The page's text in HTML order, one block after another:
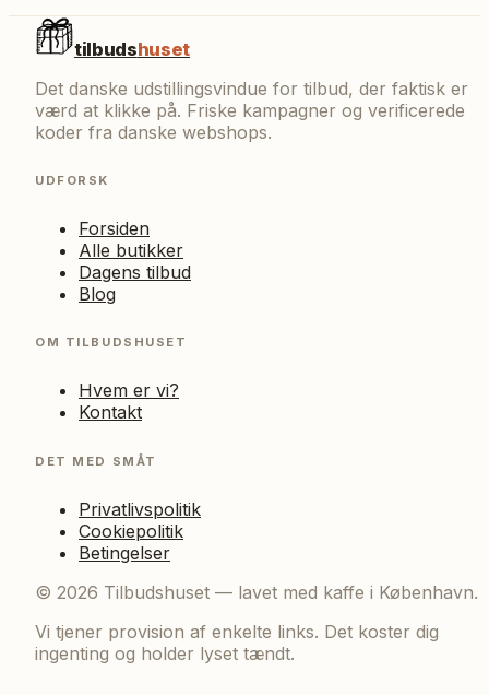
tilbudshuset
Det danske udstillingsvindue for tilbud, der faktisk er
værd at klikke på. Friske kampagner og verificerede
koder fra danske webshops.
UDFORSK
Forsiden
Alle butikker
Dagens tilbud
Blog
OM TILBUDSHUSET
Hvem er vi?
Kontakt
DET MED SMÅT
Privatlivspolitik
Cookiepolitik
Betingelser
© 2026 Tilbudshuset — lavet med kaffe i København.
Vi tjener provision af enkelte links. Det koster dig
ingenting og holder lyset tændt.